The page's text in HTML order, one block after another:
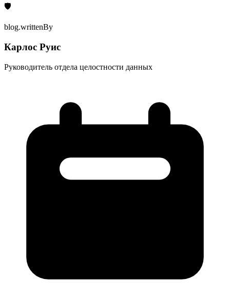
🛡️
blog.writtenBy
Карлос Руис
Руководитель отдела целостности данных